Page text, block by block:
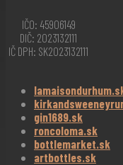
IČO: 45906149
DIČ: 2023132111
IČ DPH: SK2023132111
gin1689.sk
roncoloma.sk
bottlemarket.sk
artbottles.sk